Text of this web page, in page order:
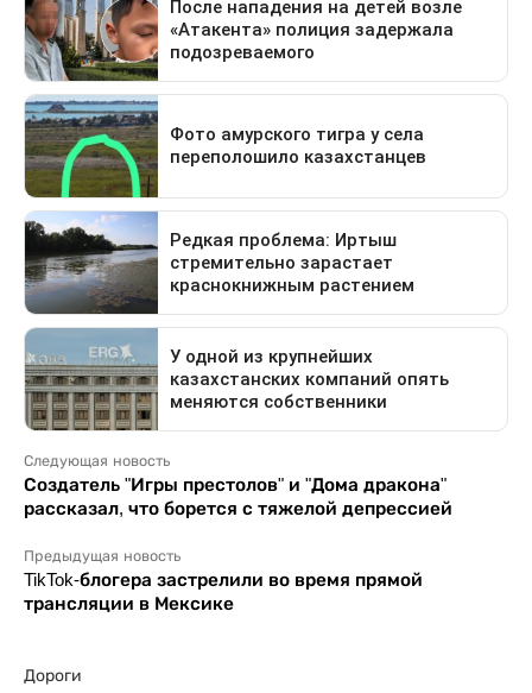
Следующая новость
Создатель "Игры престолов" и "Дома дракона"
рассказал, что борется с тяжелой депрессией
Предыдущая новость
TikTok-блогера застрелили во время прямой
трансляции в Мексике
Дороги